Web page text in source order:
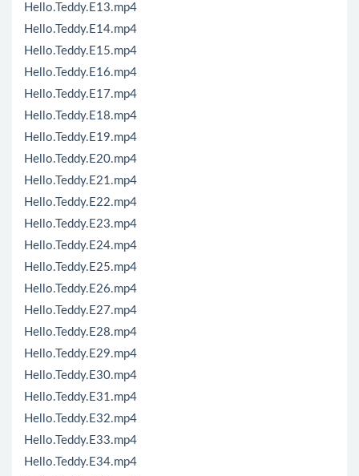
Hello.Teddy.E13.mp4
Hello.Teddy.E14.mp4
Hello.Teddy.E15.mp4
Hello.Teddy.E16.mp4
Hello.Teddy.E17.mp4
Hello.Teddy.E18.mp4
Hello.Teddy.E19.mp4
Hello.Teddy.E20.mp4
Hello.Teddy.E21.mp4
Hello.Teddy.E22.mp4
Hello.Teddy.E23.mp4
Hello.Teddy.E24.mp4
Hello.Teddy.E25.mp4
Hello.Teddy.E26.mp4
Hello.Teddy.E27.mp4
Hello.Teddy.E28.mp4
Hello.Teddy.E29.mp4
Hello.Teddy.E30.mp4
Hello.Teddy.E31.mp4
Hello.Teddy.E32.mp4
Hello.Teddy.E33.mp4
Hello.Teddy.E34.mp4